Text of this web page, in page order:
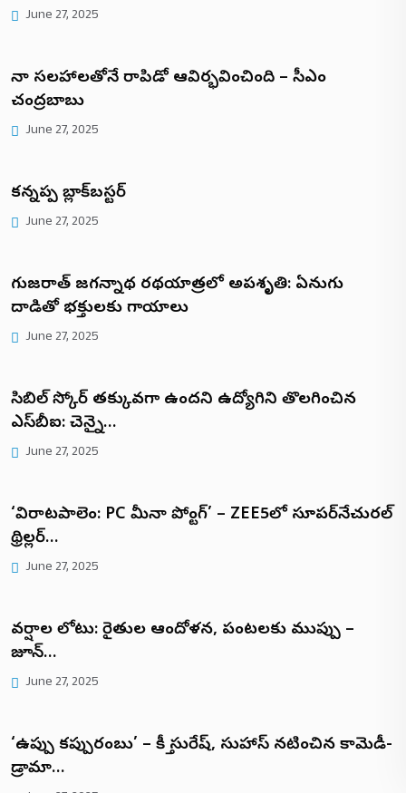
June 27, 2025
నా సలహాలతోనే రాపిడో ఆవిర్భవించింది – సీఎం
చంద్రబాబు
June 27, 2025
కన్నప్ప బ్లాక్‌బస్టర్
June 27, 2025
గుజరాత్ జగన్నాథ రథయాత్రలో అపశృతి: ఏనుగు
దాడితో భక్తులకు గాయాలు
June 27, 2025
సిబిల్ స్కోర్ తక్కువగా ఉందని ఉద్యోగిని తొలగించిన
ఎస్‌బీఐ: చెన్నై…
June 27, 2025
‘విరాటపాలెం: PC మీనా రిపోర్టింగ్’ – ZEE5లో సూపర్‌నేచురల్
థ్రిల్లర్…
June 27, 2025
వర్షాల లోటు: రైతుల ఆందోళన, పంటలకు ముప్పు –
జూన్…
June 27, 2025
‘ఉప్పు కప్పురంబు’ – కీర్తి సురేష్, సుహాస్ నటించిన కామెడీ-
డ్రామా…